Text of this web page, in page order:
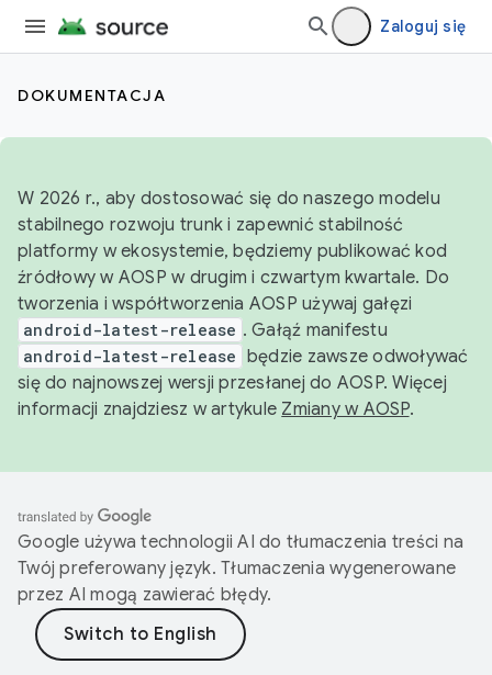
Zaloguj się
DOKUMENTACJA
W 2026 r., aby dostosować się do naszego modelu
stabilnego rozwoju trunk i zapewnić stabilność
platformy w ekosystemie, będziemy publikować kod
źródłowy w AOSP w drugim i czwartym kwartale. Do
tworzenia i współtworzenia AOSP używaj gałęzi
android-latest-release . Gałąź manifestu
android-latest-release będzie zawsze odwoływać
się do najnowszej wersji przesłanej do AOSP. Więcej
informacji znajdziesz w artykule Zmiany w AOSP.
Google używa technologii AI do tłumaczenia treści na
Twój preferowany język. Tłumaczenia wygenerowane
przez AI mogą zawierać błędy.